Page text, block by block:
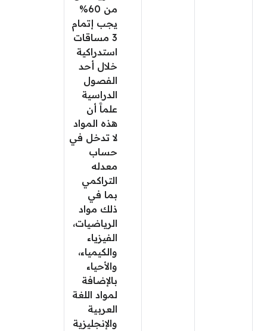
من 60%
يجب إتمام
3 مساقات
استدراكية
خلال أحد
الفصول
الدراسية
علماََ أن
هذه المواد
لا تدخل في
حساب
معدله
التراكمي
بما في
ذلك مواد
الرياضيات،
الفيزياء
والكيمياء،
والأحياء
بالإضافة
لمواد اللغة
العربية
والإنجليزية